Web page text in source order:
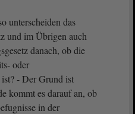
unterscheiden das
und im Übrigen auch
danach, ob die
oder
- Der Grund ist
kommt es darauf an, ob
in der